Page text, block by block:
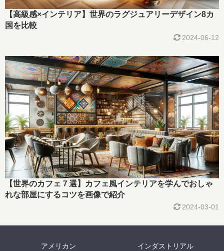
【高級感×インテリア】世界のラグジュアリーデザイン8カ
国を比較
2024-06-12
【世界のカフェ７選】カフェ風インテリアを学んでおしゃ
れな部屋にするコツを画像で紹介
2024-03-01
アメリカン インダストリアル